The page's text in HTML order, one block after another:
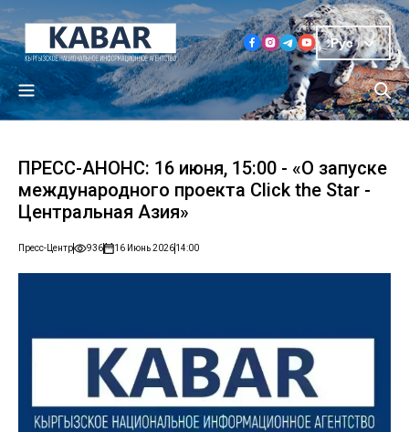
Рус
ПРЕСС-АНОНС: 16 июня, 15:00 - «О запуске
международного проекта Click the Star -
Центральная Азия»
Пресс-Центр 936 16 Июнь 202614:00